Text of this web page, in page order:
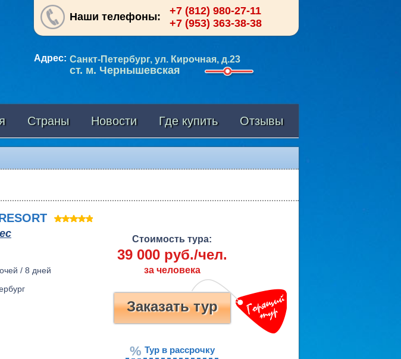
Наши телефоны:
+7 (812) 980-27-11
+7 (953) 363-38-38
Адрес: Санкт-Петербург, ул. Кирочная, д.23
ст. м. Чернышевская
Страны Новости Где купить Отзывы
/ 8 дней
Стоимость тура:
39 000 руб./чел.
Заказать тур
% Тур в рассрочку